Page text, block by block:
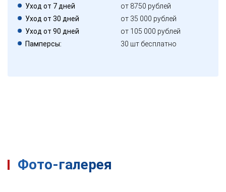
Уход от 7 дней
от 8750 рублей
Уход от 30 дней
от 35 000 рублей
Уход от 90 дней
от 105 000 рублей
Памперсы:
30 шт бесплатно
Фото-галерея